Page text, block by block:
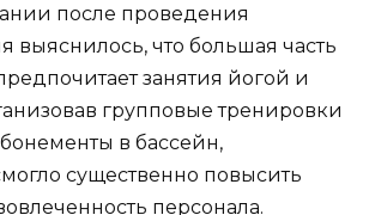
после проведения
выяснилось, что большая часть
занятия йогой и
групповые тренировки
в бассейн,
существенно повысить
персонала.